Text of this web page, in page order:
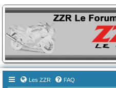
ZZR-Leclub le Forum
Le forum des amoureux des Kawasaki ZZR
Les ZZR FAQ